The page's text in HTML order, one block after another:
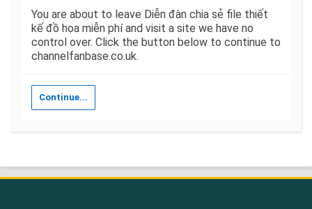
You are about to leave Diễn đàn chia sẻ file thiết
kế đồ họa miễn phí and visit a site we have no
control over. Click the button below to continue to
channelfanbase.co.uk.
Continue...